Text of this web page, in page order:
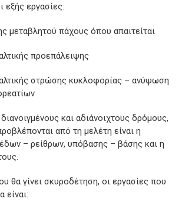
εξής εργασίες:
μεταβλητού πάχους όπου απαιτείται
προεπάλειψης
στρώσης κυκλοφορίας – ανύψωση
και αδιάνοιχτους δρόμους,
από τη μελέτη είναι η
– ρείθρων, υπόβασης – βάσης και η
θα γίνει σκυροδέτηση, οι εργασίες που
είναι: